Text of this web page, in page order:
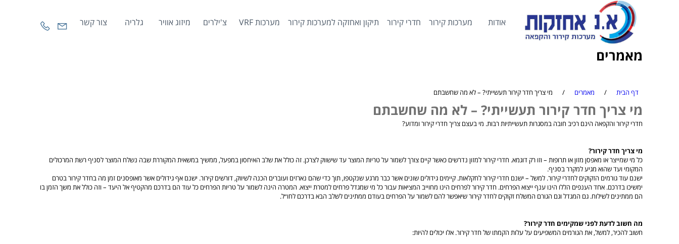
אודות מערכות קירור חדרי קירור תיקון ואחזקה למערכות קירור מערכות VRF צ'ילרים מיזוג אוויר גלריה צור קשר
מאמרים
דף הבית / מאמרים / מי צריך חדר קירור תעשייתי? – לא מה שחשבתם
מי צריך חדר קירור תעשייתי? – לא מה שחשבתם
חדרי קירור והקפאה הינם רכיב חובה במסגרות תעשייתיות רבות. מי בעצם צריך חדרי קירור ומדוע?
מי צריך חדר קירור?
כל מי שמייצר או מאפסן מזון או תרופות – וזו רק דוגמא. חדרי קירור למזון נדרשים כאשר קיים צורך לשמור על טריות המוצר עד שישווק לצרכן. זה כולל את שלב האיחסון במפעל, ממשיך במשאית המקוררת שבה נשלח המוצר לסניף רשת המרכולים
המקומי ועד שהוא מגיע למקרר בסניף.
ישנם עוד גורמים הזקוקים לחדרי קירור. למשל – ישנם חדרי קירור לחקלאות. קיימים גידולים שונים אשר כבר מרגע שנקטפו, תוך כדי שהם נארזים ועוברים הכנה לשיווק, דורשים קירור. ישנם אף גידולים אשר מאופסנים זמן מה בחדר קירור בטרם
ימשיכו בדרכם. אחד הענפים הללו הינו ענף ייצוא הפרחים. חדר קירור לפרחים הינו מחוייב המציאות עבור כל מי שמגדל פרחים למטרת ייצוא. המטרה הינה לשמור על טריות הפרחים כל עוד הם בדרכם מהקטיף אל היעד – וזה כולל את משך הזמן בו
הם ממתינים לשילוח. גם המגדל וגם הגורם המשלח זקוקים לחדר קירור שיאפשר להם לשמור על הפרחים בעודם ממתינים לשלב הבא בדרכם לחו״ל.
מה חשוב לדעת לפני שמקימים חדר קירור?
חשוב להכיר, למשל, את הגורמים המשפיעים על עלות הקמתו של חדר קירור. אלו יכולים להיות: